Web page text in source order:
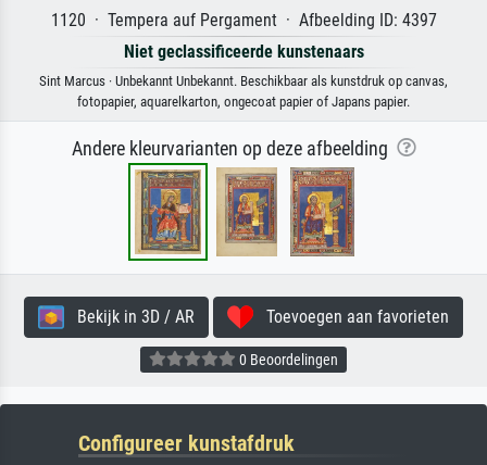
1120 · Tempera auf Pergament · Afbeelding ID: 4397
Niet geclassificeerde kunstenaars
Sint Marcus · Unbekannt Unbekannt. Beschikbaar als kunstdruk op canvas,
fotopapier, aquarelkarton, ongecoat papier of Japans papier.
Andere kleurvarianten op deze afbeelding
Bekijk in 3D / AR Toevoegen aan favorieten
0 Beoordelingen
Configureer kunstafdruk